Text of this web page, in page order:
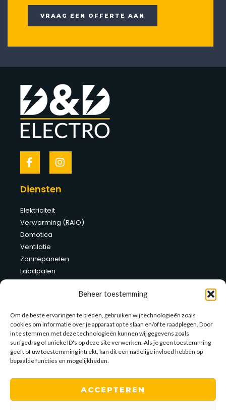
Beheer toestemming
Om de beste ervaringen te bieden, gebruiken wij technologieën zoals
cookies om informatie over je apparaat op te slaan en/of te raadplegen. Door
in te stemmen met deze technologieën kunnen wij gegevens zoals
surfgedrag of unieke ID's op deze site verwerken. Als je geen toestemming
geeft of uw toestemming intrekt, kan dit een nadelige invloed hebben op
bepaalde functies en mogelijkheden.
ACCEPTEREN
VRAAG EEN OFFERTE AAN
Diensten
Elektriciteit
Verwarming (RAIO)
Domotica
Ventilatie
Zonnepanelen
Laadpalen
Verhuur werfkasten
Toonzaal
Contact
Kaulillerweg 62, 3990 Peer